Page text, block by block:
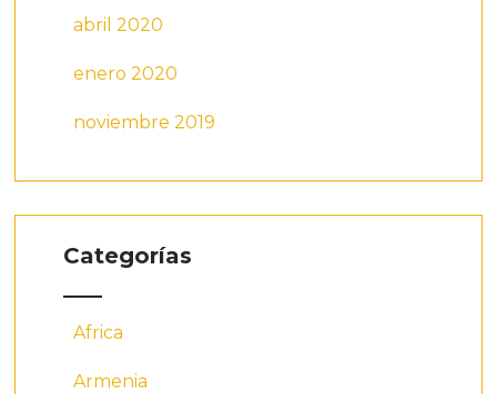
abril 2020
enero 2020
noviembre 2019
Categorías
Africa
Armenia